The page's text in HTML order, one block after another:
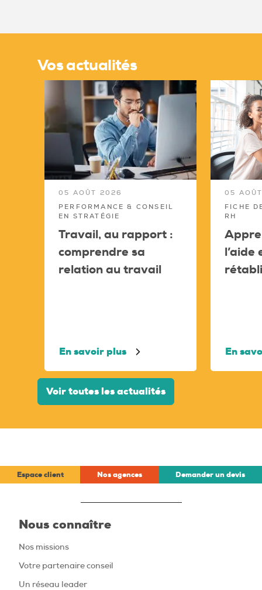
Vos actualités
05 AOÛT 2026
PERFORMANCE & CONSEIL
EN STRATÉGIE
Travail, au rapport :
comprendre sa
relation au travail
En savoir plus
05
FICHE
RH
l’aide
En
Voir toutes les actualités
Espace client Nos agences Demander un devis
Nous connaître
Nos missions
Votre partenaire conseil
Un réseau leader